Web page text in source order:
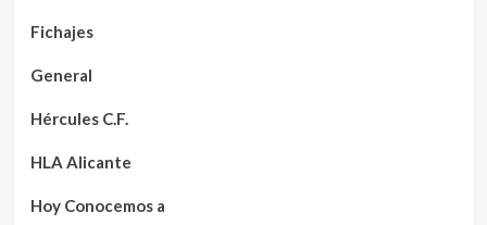
Fichajes
General
Hércules C.F.
HLA Alicante
Hoy Conocemos a